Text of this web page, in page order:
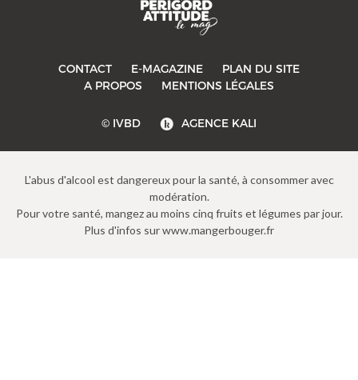
CONTACT E-MAGAZINE
PLAN DU SITE
A PROPOS
MENTIONS LÉGALES
© IVBD AGENCE KALI
L'abus d'alcool est dangereux pour la santé, à consommer avec
modération.
Pour votre santé, mangez au moins cinq fruits et légumes par jour.
Plus d'infos sur www.mangerbouger.fr